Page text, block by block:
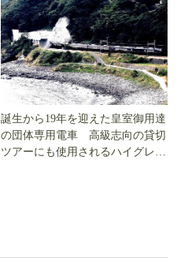
誕生から19年を迎えた皇室御用達
の団体専用電車 高級志向の貸切
ツアーにも使用されるハイグレー